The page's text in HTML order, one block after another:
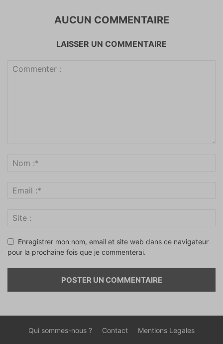
AUCUN COMMENTAIRE
LAISSER UN COMMENTAIRE
Enregistrer mon nom, email et site web dans ce navigateur
pour la prochaine fois que je commenterai.
Qui sommes-nous ? Contact Mentions Legales